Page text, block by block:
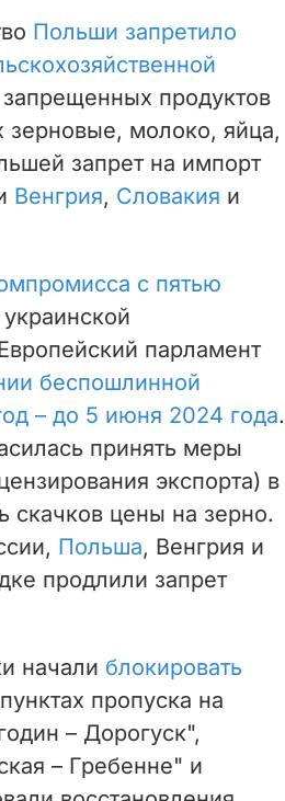
Польши запретило
продуктов
зерновые, молоко, яйца,
запрет на импорт
Венгрия, Словакия и
с пятью
парламент
беспошлинной
– до 5 июня 2024 года.
принять меры
экспорта) в
скачков цены на зерно.
Польша, Венгрия и
продлили запрет
начали блокировать
пропуска на
– Дорогуск",
– Гребенне" и